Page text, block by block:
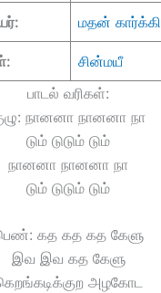
மதன் கார்க்கி
சின்மயீ
பாடல் வரிகள்:
நானனா நானனா நா
டும் டுடும் டும்
நானனா நானனா நா
டும் டுடும் டும்
கத கத கத கேளு
இவ இவ கத கேளு
அழகோட